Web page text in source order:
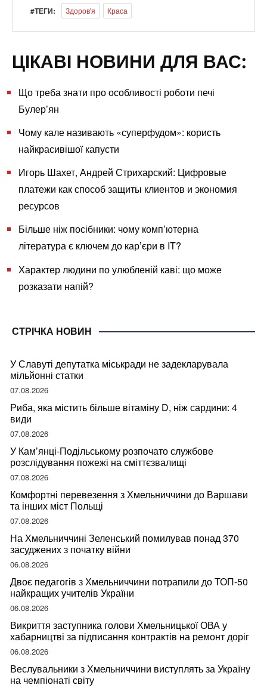
#ТЕГИ: Здоров'я Краса
ЦІКАВІ НОВИНИ ДЛЯ ВАС:
Що треба знати про особливості роботи печі
Булер’ян
Чому кале називають «суперфудом»: користь
найкрасивішої капусти
Игорь Шахет, Андрей Стрихарский: Цифровые
платежи как способ защиты клиентов и экономия
ресурсов
Більше ніж посібники: чому комп’ютерна
література є ключем до кар’єри в IT?
Характер людини по улюбленій каві: що може
розказати напій?
СТРІЧКА НОВИН
У Славуті депутатка міськради не задекларувала
мільйонні статки
07.08.2026
Риба, яка містить більше вітаміну D, ніж сардини: 4
види
07.08.2026
У Кам’янці-Подільському розпочато службове
розслідування пожежі на сміттєзвалищі
07.08.2026
Комфортні перевезення з Хмельниччини до Варшави
та інших міст Польщі
07.08.2026
На Хмельниччині Зеленський помилував понад 370
засуджених з початку війни
06.08.2026
Двоє педагогів з Хмельниччини потрапили до ТОП-50
найкращих учителів України
06.08.2026
Викриття заступника голови Хмельницької ОВА у
хабарництві за підписання контрактів на ремонт доріг
06.08.2026
Веслувальники з Хмельниччини виступлять за Україну
на чемпіонаті світу